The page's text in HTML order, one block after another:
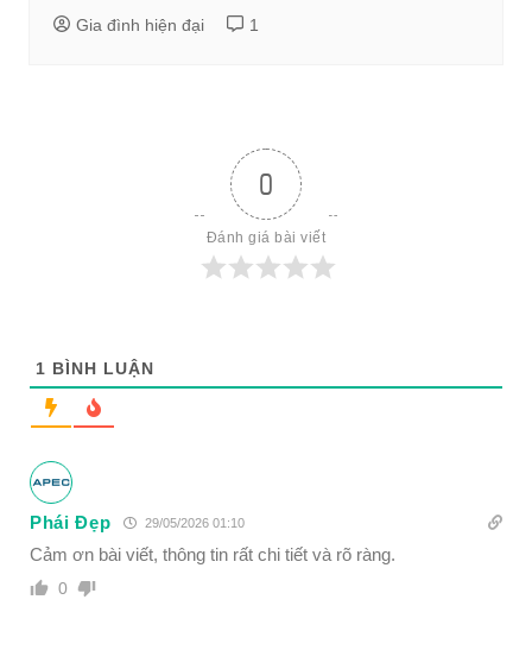
Gia đình hiện đại 1
0
Đánh giá bài viết
1 BÌNH LUẬN
Phái Đẹp 29/05/2026 01:10
Cảm ơn bài viết, thông tin rất chi tiết và rõ ràng.
0